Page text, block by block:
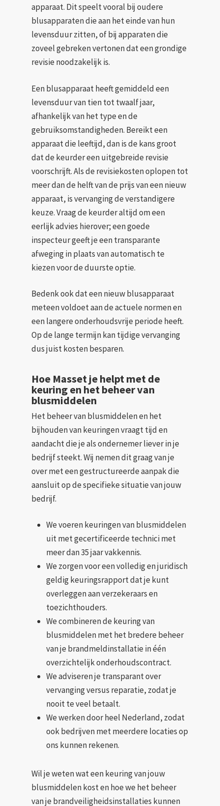
apparaat. Dit speelt vooral bij oudere
blusapparaten die aan het einde van hun
levensduur zitten, of bij apparaten die
zoveel gebreken vertonen dat een grondige
revisie noodzakelijk is.
Een blusapparaat heeft gemiddeld een
levensduur van tien tot twaalf jaar,
afhankelijk van het type en de
gebruiksomstandigheden. Bereikt een
apparaat die leeftijd, dan is de kans groot
dat de keurder een uitgebreide revisie
voorschrijft. Als de revisiekosten oplopen tot
meer dan de helft van de prijs van een nieuw
apparaat, is vervanging de verstandigere
keuze. Vraag de keurder altijd om een
eerlijk advies hierover; een goede
inspecteur geeft je een transparante
afweging in plaats van automatisch te
kiezen voor de duurste optie.
Bedenk ook dat een nieuw blusapparaat
meteen voldoet aan de actuele normen en
een langere onderhoudsvrije periode heeft.
Op de lange termijn kan tijdige vervanging
dus juist kosten besparen.
Hoe Masset je helpt met de
keuring en het beheer van
blusmiddelen
Het beheer van blusmiddelen en het
bijhouden van keuringen vraagt tijd en
aandacht die je als ondernemer liever in je
bedrijf steekt. Wij nemen dit graag van je
over met een gestructureerde aanpak die
aansluit op de specifieke situatie van jouw
bedrijf.
We voeren keuringen van blusmiddelen
uit met gecertificeerde technici met
meer dan 35 jaar vakkennis.
We zorgen voor een volledig en juridisch
geldig keuringsrapport dat je kunt
overleggen aan verzekeraars en
toezichthouders.
We combineren de keuring van
blusmiddelen met het bredere beheer
van je brandmeldinstallatie in één
overzichtelijk onderhoudscontract.
We adviseren je transparant over
vervanging versus reparatie, zodat je
nooit te veel betaalt.
We werken door heel Nederland, zodat
ook bedrijven met meerdere locaties op
ons kunnen rekenen.
Wil je weten wat een keuring van jouw
blusmiddelen kost en hoe we het beheer
van je brandveiligheidsinstallaties kunnen